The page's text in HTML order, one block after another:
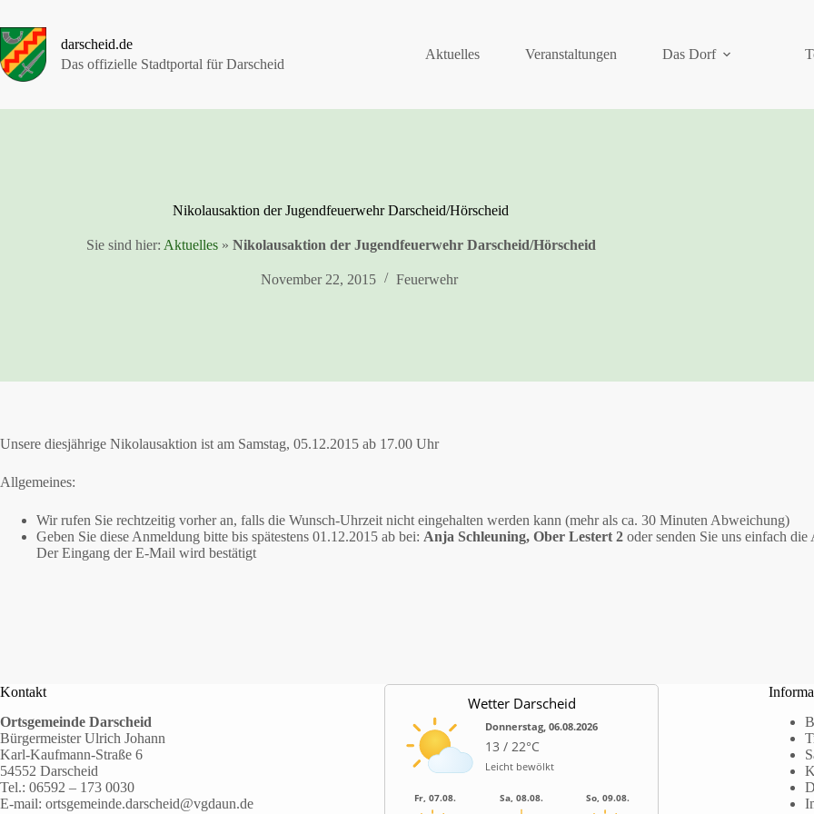
springen
darscheid.de
Das offizielle Stadtportal für Darscheid
Aktuelles Veranstaltungen Das Dorf
Nikolausaktion der Jugendfeuerwehr Darscheid/Hörscheid
Sie sind hier: Aktuelles» Nikolausaktion der Jugendfeuerwehr Darscheid/Hörscheid
November 22, 2015 Feuerwehr
Unsere diesjährige Nikolausaktion ist am Samstag, 05.12.2015 ab 17.00 Uhr
Allgemeines:
Wir rufen Sie rechtzeitig vorher an, falls die Wunsch-Uhrzeit nicht eingehalten werden kann (mehr als ca. 30 Minuten Abweichung)
Geben Sie diese Anmeldung bitte bis spätestens 01.12.2015 ab bei: Anja Schleuning, Ober Lestert 2 oder senden Sie uns einfach
Der Eingang der E-Mail wird bestätigt
Kontakt
Ortsgemeinde Darscheid
Bürgermeister Ulrich Johann
Karl-Kaufmann-Straße 6
54552 Darscheid
Tel.: 06592 – 173 0030
E-mail: ortsgemeinde.darscheid@vgdaun.de
Wetter Darscheid
Donnerstag, 06.08.2026
13 / 22°C
Leicht bewölkt
Fr, 07.08. Sa, 08.08. So, 09.08.